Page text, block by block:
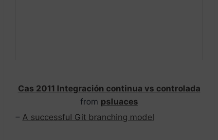
Cas 2011 Integración continua vs controlada
from psluaces
– A successful Git branching model